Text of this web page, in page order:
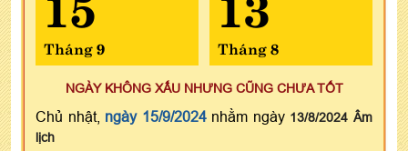
Tháng 9 Tháng 8
NGÀY KHÔNG XẤU NHƯNG CŨNG CHƯA TỐT
Chủ nhật, ngày 15/9/2024nhằm ngày 13/8/2024 Âm
lịch